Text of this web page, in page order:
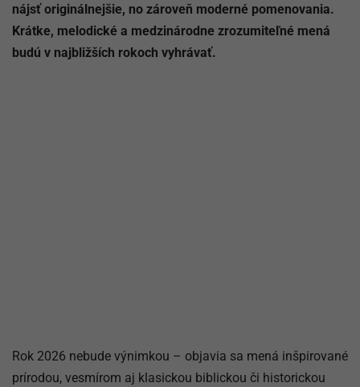
nájsť originálnejšie, no zároveň moderné pomenovania.
Krátke, melodické a medzinárodne zrozumiteľné mená
budú v najbližších rokoch vyhrávať.
Rok 2026 nebude výnimkou – objavia sa mená inšpirované
prírodou, vesmírom aj klasickou biblickou či historickou